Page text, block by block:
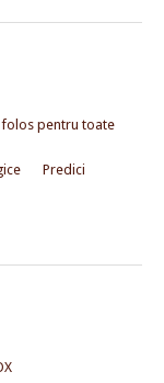
folos pentru toate
Predici